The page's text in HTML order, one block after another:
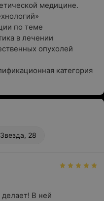
медицине.
по теме
в лечении
опухолей
категория
28
В ней